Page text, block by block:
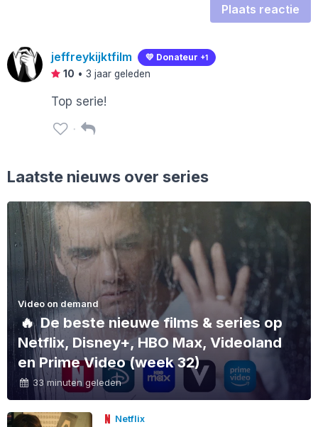
Plaats reactie
jeffreykijktfilm 💛 Donateur +1
10 • 3 jaar geleden
Top serie!
Laatste nieuws over series
Video on demand
🔥De beste nieuwe films & series op
Netflix, Disney+, HBO Max, Videoland
en Prime Video (week 32)
33 minuten geleden
Netflix